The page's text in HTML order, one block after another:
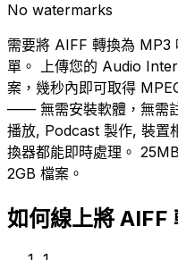
No watermarks
需要將 AIFF 轉換為
單。 上傳您的 Audio
案，幾秒內即可取得
—— 無需安裝軟體，無需
播放, Podcast 製作, 裝置
換器都能即時處理。
2GB 檔案。
如何線上將 AIFF